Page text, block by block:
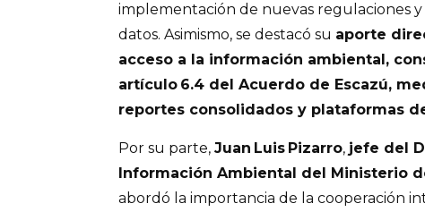
implementación de nuevas regulaciones
datos. Asimismo, se destacó su aporte
acceso a la información ambiental,
artículo 6.4 del Acuerdo de Escazú,
reportes consolidados y plataformas
Por su parte, Juan Luis Pizarro, jefe del
Información Ambiental del Ministerio
abordó la importancia de la cooperación